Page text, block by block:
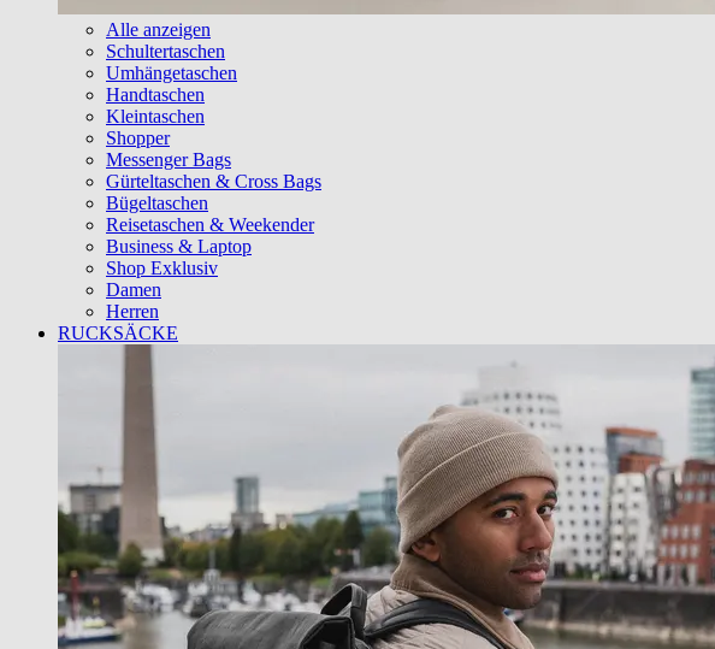
Alle anzeigen
Schultertaschen
Umhängetaschen
Handtaschen
Kleintaschen
Shopper
Messenger Bags
Gürteltaschen & Cross Bags
Bügeltaschen
Reisetaschen & Weekender
Business & Laptop
Shop Exklusiv
Damen
Herren
RUCKSÄCKE